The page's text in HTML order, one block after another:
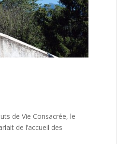
de Vie Consacrée, le
de l’accueil des